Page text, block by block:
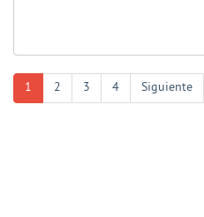
1 2 3 4 Siguiente